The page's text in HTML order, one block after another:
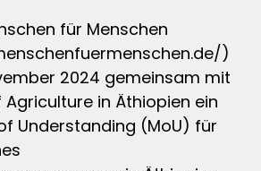
für Menschen
)
2024 gemeinsam mit
in Äthiopien ein
Understanding (MoU) für